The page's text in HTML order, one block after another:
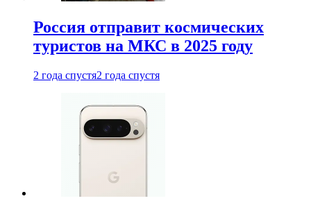
Россия отправит космических
туристов на МКС в 2025 году
2 года спустя2 года спустя